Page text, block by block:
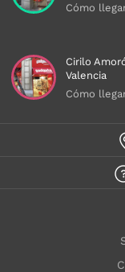
Cómo
Cirilo
Valencia
Cómo